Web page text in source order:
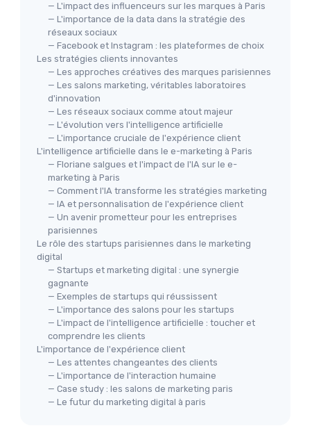
— L'impact des influenceurs sur les marques à Paris
— L'importance de la data dans la stratégie des
réseaux sociaux
— Facebook et Instagram : les plateformes de choix
Les stratégies clients innovantes
— Les approches créatives des marques parisiennes
— Les salons marketing, véritables laboratoires
d'innovation
— Les réseaux sociaux comme atout majeur
— L'évolution vers l'intelligence artificielle
— L'importance cruciale de l'expérience client
L'intelligence artificielle dans le e-marketing à Paris
— Floriane salgues et l'impact de l'IA sur le e-
marketing à Paris
— Comment l'IA transforme les stratégies marketing
— IA et personnalisation de l'expérience client
— Un avenir prometteur pour les entreprises
parisiennes
Le rôle des startups parisiennes dans le marketing
digital
— Startups et marketing digital : une synergie
gagnante
— Exemples de startups qui réussissent
— L'importance des salons pour les startups
— L'impact de l'intelligence artificielle : toucher et
comprendre les clients
L'importance de l'expérience client
— Les attentes changeantes des clients
— L'importance de l'interaction humaine
— Case study : les salons de marketing paris
— Le futur du marketing digital à paris